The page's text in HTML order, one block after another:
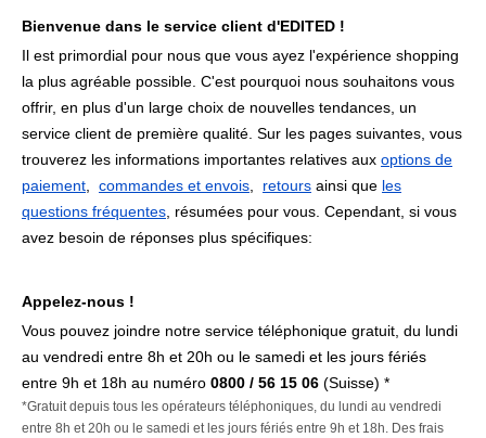
Bienvenue dans le service client d'EDITED !
Il est primordial pour nous que vous ayez l'expérience shopping
la plus agréable possible. C'est pourquoi nous souhaitons vous
offrir, en plus d'un large choix de nouvelles tendances, un
service client de première qualité. Sur les pages suivantes, vous
trouverez les informations importantes relatives aux options de
paiement
commandes et envois retours ainsi que les
questions fréquentes , résumées pour vous. Cependant, si vous
avez besoin de réponses plus spécifiques:
Appelez-nous !
Vous pouvez joindre notre service téléphonique gratuit, du lundi
au vendredi entre 8h et 20h ou le samedi et les jours fériés
entre 9h et 18h au numéro 0800 / 56 15 06 (Suisse) *
*Gratuit depuis tous les opérateurs téléphoniques, du lundi au vendredi
entre 8h et 20h ou le samedi et les jours fériés entre 9h et 18h. Des frais